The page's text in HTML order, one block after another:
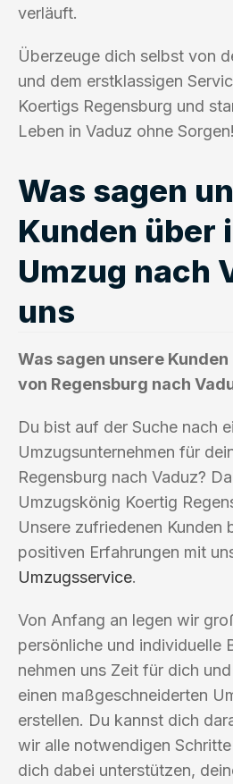
verläuft.
Überzeuge dich selbst von
und dem erstklassigen
Koertigs Regensburg und
Leben in Vaduz ohne Sorgen!
Was sagen
Kunden über
Umzug nach
uns
Was sagen unsere
von Regensburg nach
Du bist auf der Suche nach
Umzugsunternehmen für
Regensburg nach Vaduz?
Umzugskönig Koertig
Unsere zufriedenen Kunden
positiven Erfahrungen mit
Umzugsservice.
Von Anfang an legen wir
persönliche und individuelle
nehmen uns Zeit für dich
einen maßgeschneiderten
erstellen. Du kannst dich
wir alle notwendigen
dich dabei unterstützen,